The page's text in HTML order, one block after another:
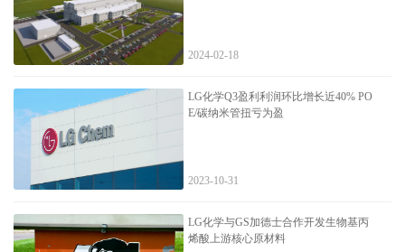
2024-02-18
LG化学Q3盈利利润环比增长近40% PO
E/碳纳米管扭亏为盈
2023-10-31
LG化学与GS加德士合作开发生物基丙
烯酸上游核心原材料